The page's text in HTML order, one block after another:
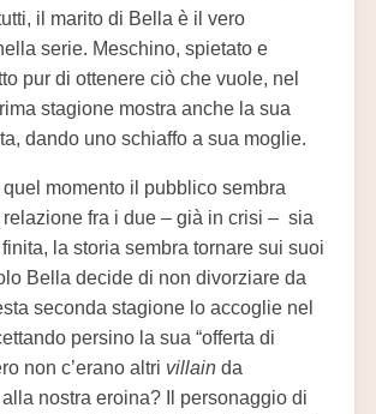
il marito di Bella è il vero
serie. Meschino, spietato e
pur di ottenere ciò che vuole, nel
stagione mostra anche la sua
dando uno schiaffo a sua moglie.
momento il pubblico sembra
fra i due – già in crisi – sia
la storia sembra tornare sui suoi
Bella decide di non divorziare da
seconda stagione lo accoglie nel
persino la sua “offerta di
non c’erano altri villain da
nostra eroina? Il personaggio di